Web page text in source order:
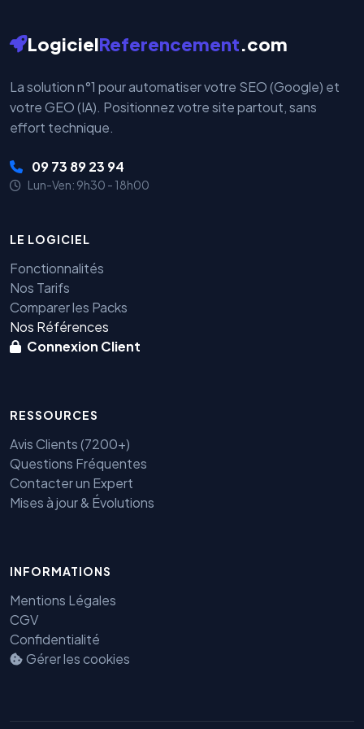
LogicielReferencement.com
La solution n°1 pour automatiser votre SEO (Google) et
votre GEO (IA). Positionnez votre site partout, sans
effort technique.
09 73 89 23 94
Lun-Ven: 9h30 - 18h00
LE LOGICIEL
Fonctionnalités
Nos Tarifs
Comparer les Packs
Nos Références
Connexion Client
RESSOURCES
Avis Clients (7200+)
Questions Fréquentes
Contacter un Expert
Mises à jour & Évolutions
INFORMATIONS
Mentions Légales
CGV
Confidentialité
Gérer les cookies